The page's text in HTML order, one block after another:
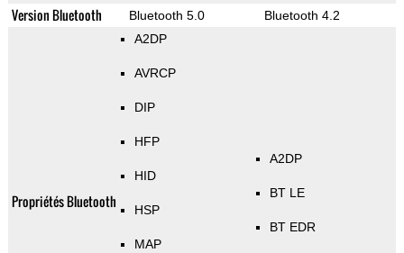
Version Bluetooth Bluetooth 5.0 Bluetooth 4.2
Propriétés Bluetooth
A2DP
AVRCP
DIP
HFP
HID
HSP
MAP
A2DP
BT LE
BT EDR